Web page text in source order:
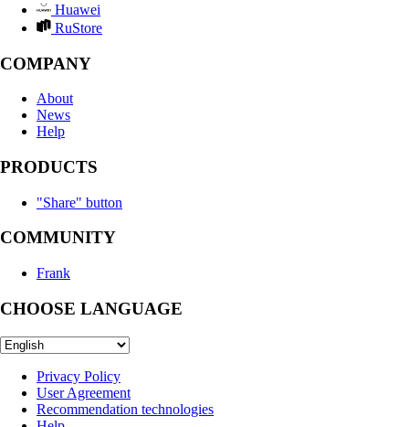
Huawei
RuStore
COMPANY
About
News
Help
PRODUCTS
"Share" button
COMMUNITY
Frank
CHOOSE LANGUAGE
Privacy Policy
User Agreement
Recommendation technologies